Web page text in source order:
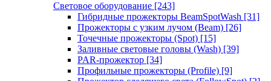
Световое оборудование [243]
Гибридные прожекторы BeamSpotWash [31]
Прожекторы с узким лучом (Beam) [26]
Точечные прожекторы (Spot) [15]
Заливные световые головы (Wash) [39]
PAR-прожектор [34]
Профильные прожекторы (Profile) [9]